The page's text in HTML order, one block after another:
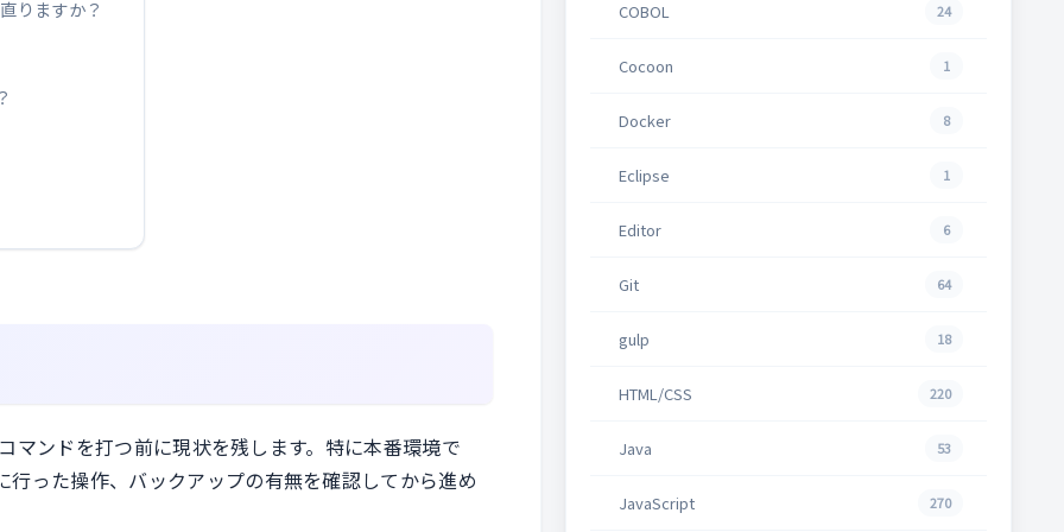
りますか？
マンドを打つ前に現状を残します。特に本番環境で
った操作、バックアップの有無を確認してから進め
COBOL 24
Cocoon 1
Docker 8
Eclipse 1
Editor 6
Git 64
gulp 18
HTML/CSS 220
Java 53
JavaScript 270